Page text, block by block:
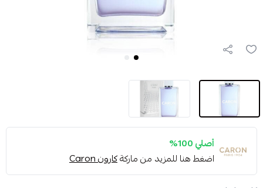
أصلي 100%
اضغط هنا للمزيد من ماركةكارون Caron